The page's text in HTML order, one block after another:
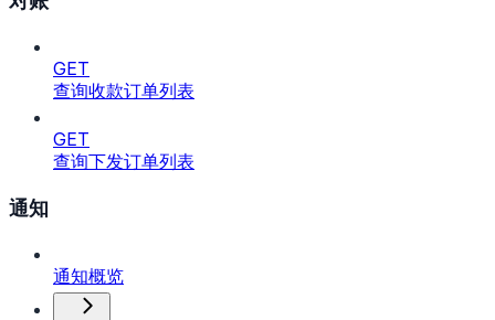
GET
查询收款订单列表
GET
查询下发订单列表
通知
通知概览